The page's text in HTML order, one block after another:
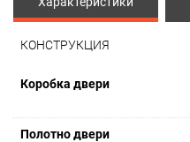
КОНСТРУКЦИЯ
Коробка двери
Полотно двери